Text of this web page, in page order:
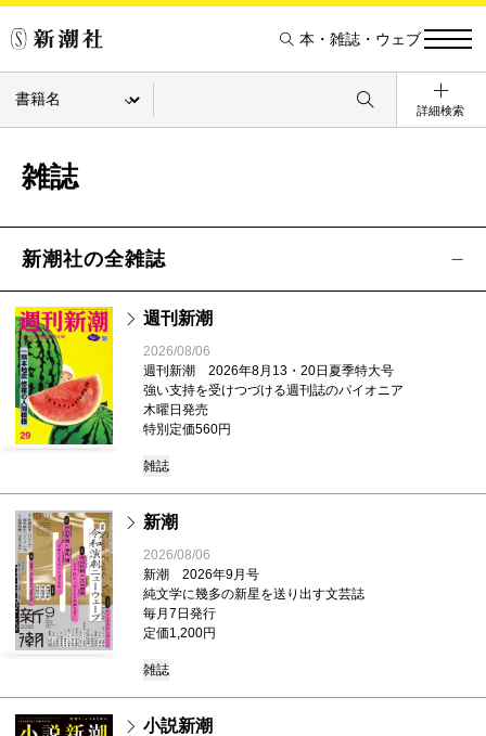
本・雑誌・ウェブ
詳細検索
雑誌
新潮社の全雑誌
週刊新潮
2026/08/06
週刊新潮 2026年8月13・20日夏季特大号
強い支持を受けつづける週刊誌のパイオニア
木曜日発売
特別定価560円
雑誌
新潮
2026/08/06
新潮 2026年9月号
純文学に幾多の新星を送り出す文芸誌
毎月7日発行
定価1,200円
雑誌
小説新潮